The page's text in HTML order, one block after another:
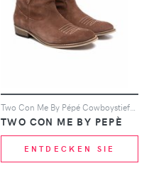
Two Con Me By Pépé Cowboystiefel aus Wildleder - Braun
TWO CON ME BY PEPÈ
ENTDECKEN SIE